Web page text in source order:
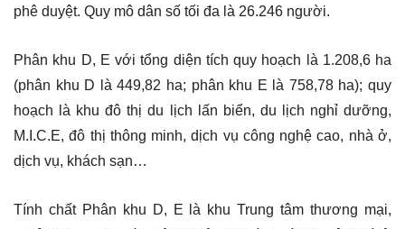
phê duyệt. Quy mô dân số tối đa là 26.246 người.
Phân khu D, E với tổng diện tích quy hoạch là 1.208,6 ha
(phân khu D là 449,82 ha; phân khu E là 758,78 ha); quy
hoạch là khu đô thị du lịch lấn biển, du lịch nghỉ dưỡng,
M.I.C.E, đô thị thông minh, dịch vụ công nghệ cao, nhà ở,
dịch vụ, khách sạn…
Tính chất Phân khu D, E là khu Trung tâm thương mại,